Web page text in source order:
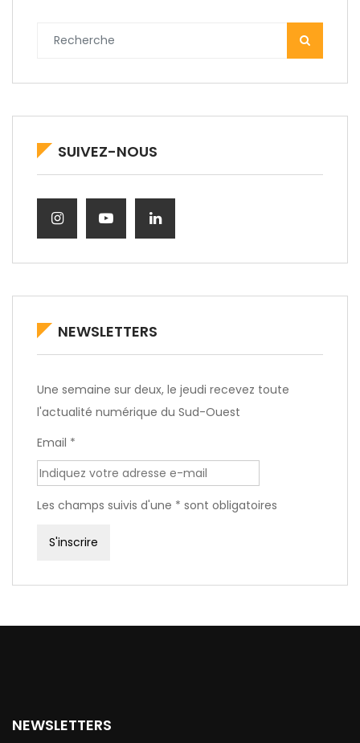
SUIVEZ-NOUS
NEWSLETTERS
Une semaine sur deux, le jeudi recevez toute
l'actualité numérique du Sud-Ouest
Email *
Les champs suivis d'une * sont obligatoires
NEWSLETTERS